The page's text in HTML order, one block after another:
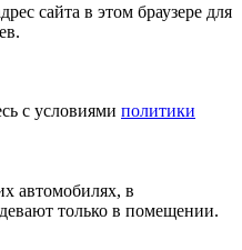
сайта в этом браузере для
с условиями политики
автомобилях, в
только в помещении.